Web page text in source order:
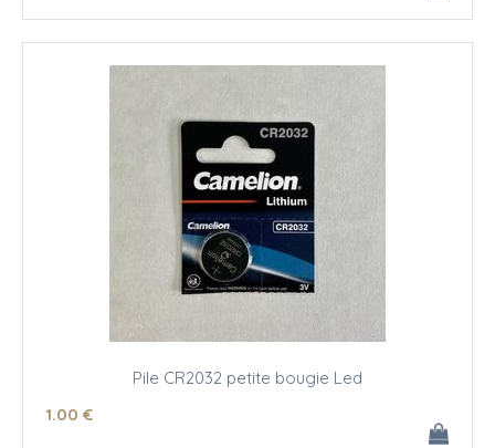
Pile CR2032 petite bougie Led
1.00 €